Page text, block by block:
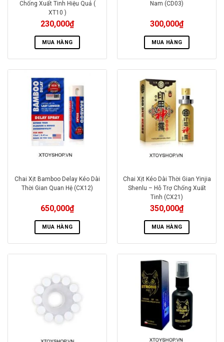
Chống Xuất Tinh Hiệu Quả (
XT10 )
230,000₫
MUA HÀNG
Nam (CD03)
300,000₫
MUA HÀNG
Chai Xịt Bamboo Delay Kéo Dài
Thời Gian Quan Hệ (CX12)
650,000₫
MUA HÀNG
Chai Xịt Kéo Dài Thời Gian Yinjia
Shenlu – Hỗ Trợ Chống Xuất
Tinh (CX21)
350,000₫
MUA HÀNG